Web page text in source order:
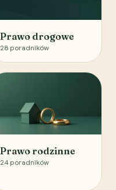
Prawo drogowe
28 poradników
Prawo rodzinne
24 poradników